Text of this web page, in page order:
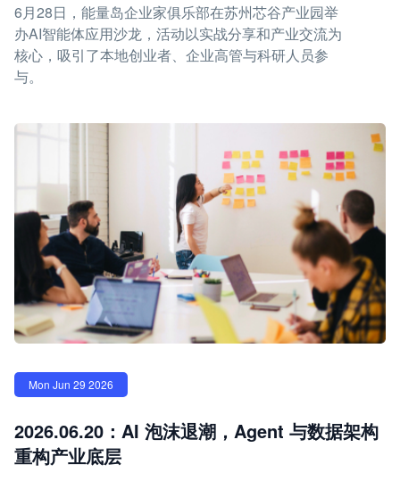
6月28日，能量岛企业家俱乐部在苏州芯谷产业园举
办AI智能体应用沙龙，活动以实战分享和产业交流为
核心，吸引了本地创业者、企业高管与科研人员参
与。
Mon Jun 29 2026
2026.06.20：AI 泡沫退潮，Agent 与数据架构
重构产业底层